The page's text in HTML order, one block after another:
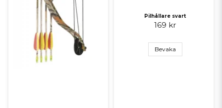
Pilhållare svart
169 kr
Bevaka